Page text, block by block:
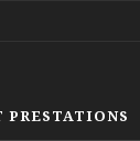
PRESTATIONS